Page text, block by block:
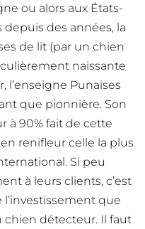
ou alors aux États-
depuis des années, la
de lit (par un chien
naissante
l’enseigne Punaises
que pionnière. Son
à 90% fait de cette
renifleur celle la plus
Si peu
à leurs clients, c’est
que
chien détecteur. Il faut